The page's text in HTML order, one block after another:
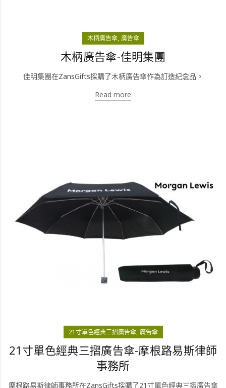
木柄廣告傘 廣告傘
木柄廣告傘-佳明集團
佳明集團在ZansGifts採購了木柄廣告傘作為訂造紀念品。
Read more
21寸單色經典三摺廣告傘 廣告傘
21寸單色經典三摺廣告傘-摩根路易斯律師
事務所
摩根路易斯律師事務所在ZansGifts採購了21寸單色經典三摺廣告傘